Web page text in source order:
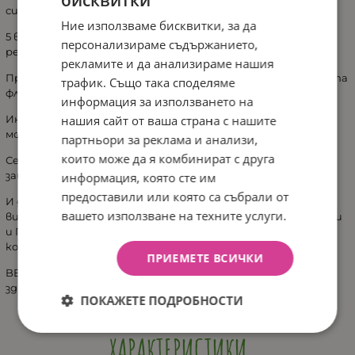
система;
5 вида Нуклеотиди – за укрепване на имунната система и
регулиране на метаболизма;
Пребиотици (GOS) – за потдържане на баланса на чревната
флора и регулиране на стомашно-чревния тракт;
Инозитол, холин и таурин – подпомагащи развитието на
мозъка, умственото и интелектуално развитие;
Селен – действа като антиоксидант в тялото,
защитавайки клетъчните мембрани;
И други важни хранителни елементи като – Калций и
витамин D, Цинк, Желязо, 26 основни витамини и минерали
и Протеини с необходимото качество и необходимото
количество;
BEBELAN LACTA не съдържа захариди, защото се грижи за
здравословното развитие на зъбките на детето.
Ние използваме бисквитки, за да
персонализираме съдържанието,
рекламите и да анализираме нашия
трафик. Също така споделяме
информация за използването на
нашия сайт от ваша страна с нашите
партньори за реклама и анализи,
които може да я комбинират с друга
информация, която сте им
предоставили или която са събрали от
вашето използване на техните услуги.
ПРИЕМЕТЕ ВСИЧКИ
ПОКАЖЕТЕ ПОДРОБНОСТИ